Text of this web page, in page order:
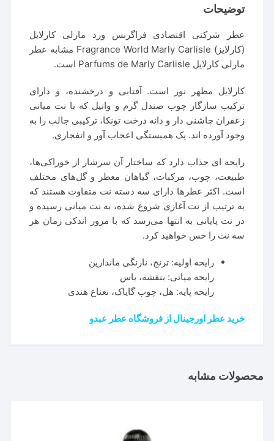
توضیحات
عطر شرکتی اقتصادی فراگرنس ورد مارلی کارلایل
(کارلایز) Fragrance World Marly Carlisle مشابه عطر
مارلی کارلایل Parfums de Marly Carlisle است.
کارلایل مظهر نور است. آفتابی و درخشنده، و دارای
ترکیب سازگار چوب صندل گرم و وانیل که با نت میانی
زعفران چاشنی دار و دانه درخت تونکا، ترکیبی جالب را به
وجود آورده اند. یک همبستگی اعجاب آور و انفجاری.
رایحه ای جذاب دارد که ساختار آن سرشار از خوراکی‌ها،
طبیعت، چوب، مرکبات، گیاهان معطر و گل‌های مختلف
است. اکثر عطرها دارای سه دسته نت متفاوت هستند که
به ترتیب از نت آغازی شروع شده، به نت میانی رسیده و
در نت پایانی به انتها می‌رسد که با مرور اندکی زمان هر
سه نت را حس خواهید کرد.
رایحه اولیه: ترنج، نارنگی ماندارین
رایحه میانی: بنفشه، یاس
رایحه پایه: هل، چوب گایاک، نعناع هندی
خرید عطر اورجینال از فروشگاه عطر عبدو
محصولات مشابه